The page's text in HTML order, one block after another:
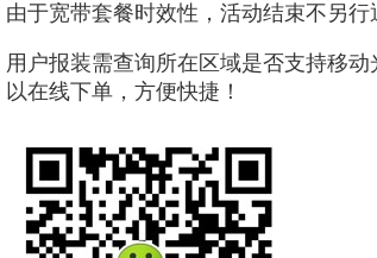
由于宽带套餐时效性，活动结束不另行
用户报装需查询所在区域是否支持移
以在线下单，方便快捷！